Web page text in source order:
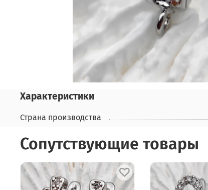
Характеристики
Страна производства
Сопутствующие товары